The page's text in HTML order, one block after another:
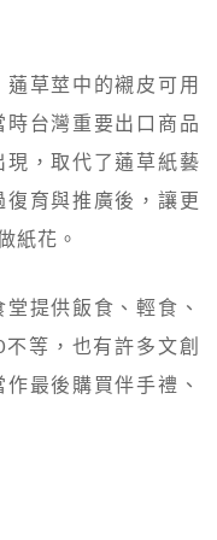
草莖中的襯皮可用
台灣重要出口商品
，取代了蓪草紙藝
育與推廣後，讓更
紙花。
提供飯食、輕食、
等，也有許多文創
最後購買伴手禮、